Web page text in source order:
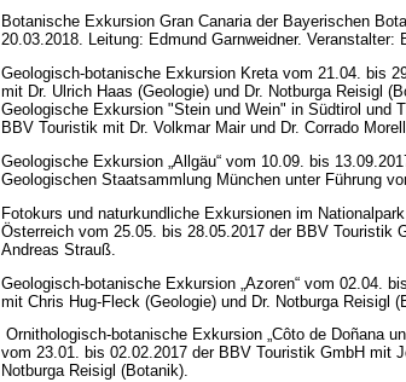
Botanische Exkursion Gran Canaria der Bayerischen
20.03.2018. Leitung: Edmund Garnweidner. Veranstalter:
Geologisch-botanische Exkursion Kreta vom 21.04. bis
mit Dr. Ulrich Haas (Geologie) und Dr. Notburga Reisigl
Geologische Exkursion "Stein und Wein" in Südtirol und
BBV Touristik mit Dr. Volkmar Mair und Dr. Corrado
Geologische Exkursion „Allgäu“ vom 10.09. bis
Geologischen Staatsammlung München unter Führung
Fotokurs und naturkundliche Exkursionen im
Österreich vom 25.05. bis 28.05.2017 der BBV Touristik
Andreas Strauß.
Geologisch-botanische Exkursion „Azoren“ vom 02.04.
mit Chris Hug-Fleck (Geologie) und Dr. Notburga Reisigl
Ornithologisch-botanische Exkursion „Côto de Doñana
vom 23.01. bis 02.02.2017 der BBV Touristik GmbH mit
Notburga Reisigl (Botanik).